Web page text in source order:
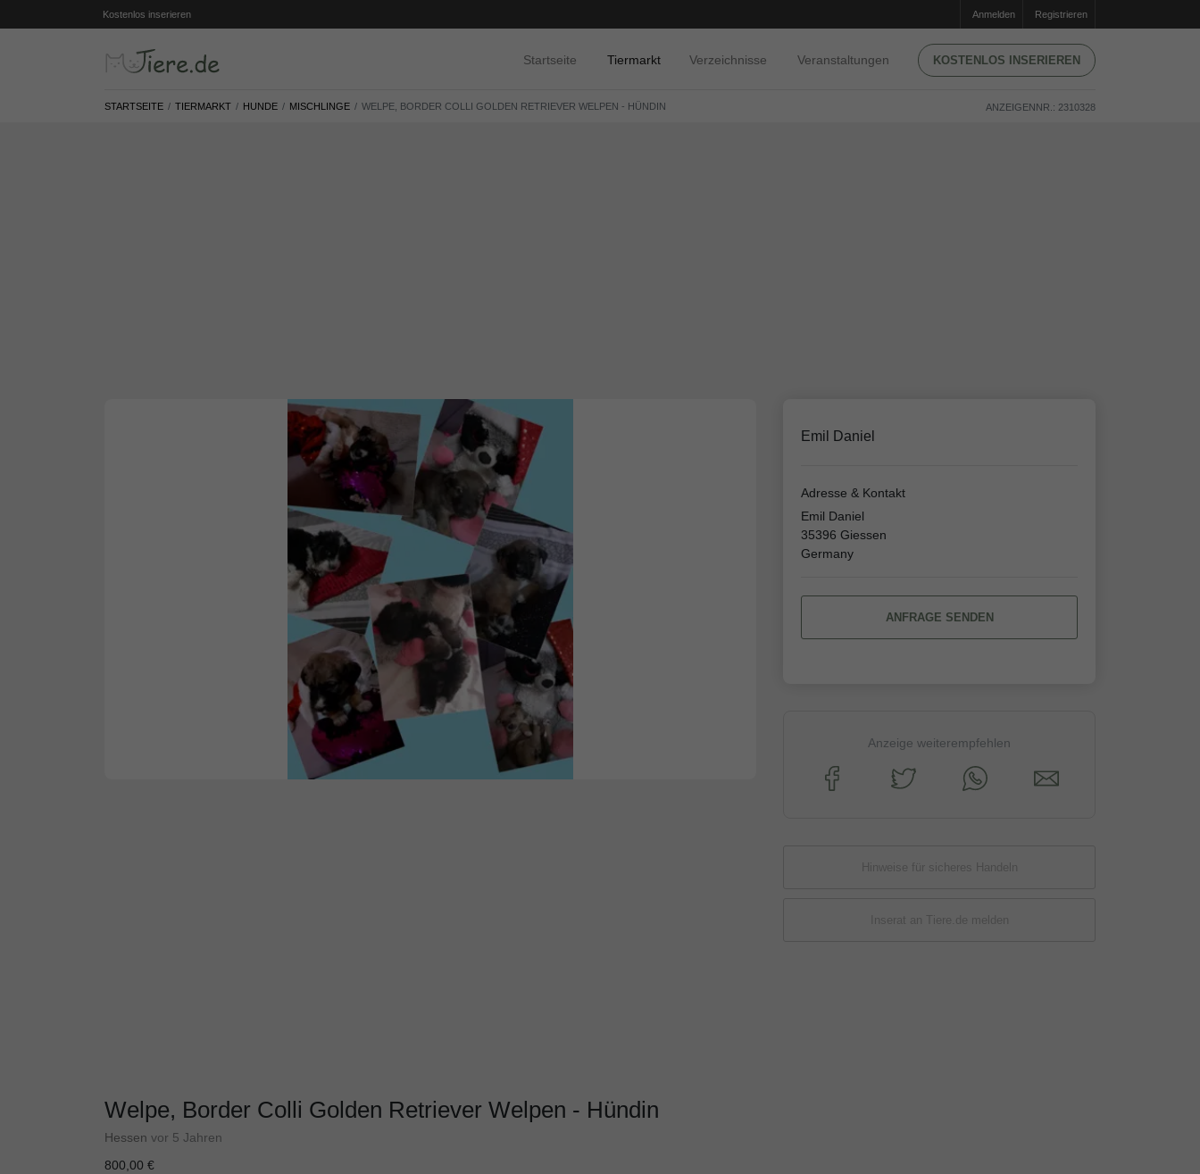
Kostenlos inserieren Anmelden Registrieren
Startseite Tiermarkt Verzeichnisse Veranstaltungen KOSTENLOS INSERIEREN
STARTSEITE TIERMARKT HUNDE MISCHLINGE WELPE, BORDER COLLI GOLDEN RETRIEVER WELPEN - HÜNDIN ANZEIGENNR.: 2310328
Welpe, Border Colli Golden Retriever Welpen - Hündin
Hessen vor 5 Jahren
800,00 €
Emil Daniel
Adresse & Kontakt
Emil Daniel
35396 Giessen
Germany
ANFRAGE SENDEN
Anzeige weiterempfehlen
Hinweise für sicheres Handeln
Inserat an Tiere.de melden